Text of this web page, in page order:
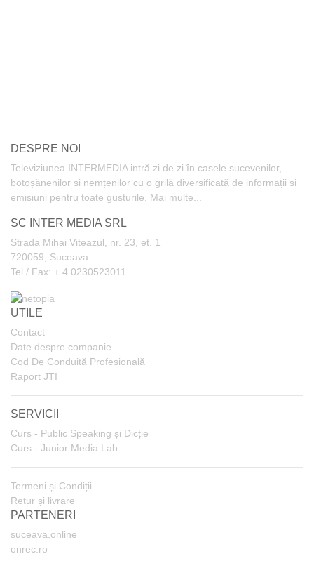
DESPRE NOI
Televiziunea INTERMEDIA intră zi de zi în casele sucevenilor,
botoșănenilor și nemțenilor cu o grilă diversificată de informații și
emisiuni pentru toate gusturile. Mai multe...
SC INTER MEDIA SRL
Strada Mihai Viteazul, nr. 23, et. 1
720059, Suceava
Tel / Fax: + 4 0230523011
UTILE
Contact
Date despre companie
Cod De Conduită Profesională
Raport JTI
SERVICII
Curs - Public Speaking și Dicție
Curs - Junior Media Lab
Termeni și Condiții
Retur și livrare
PARTENERI
suceava.online
onrec.ro